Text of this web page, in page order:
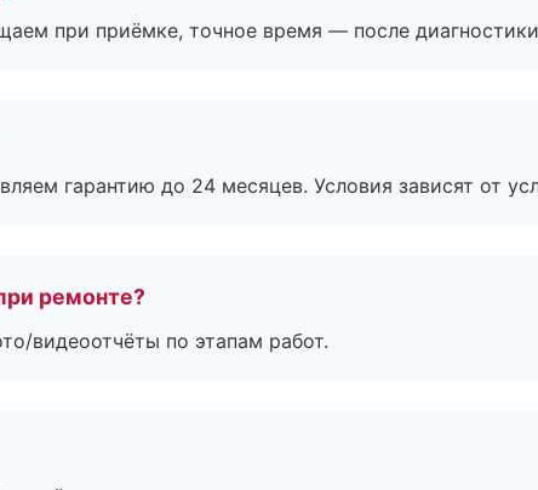
при приёмке, точное время — после
гарантию до 24 месяцев. Условия зависят от
ремонте?
видеоотчёты по этапам работ.